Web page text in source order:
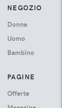
NEGOZIO
Donna
Uomo
Bambino
PAGINE
Offerte